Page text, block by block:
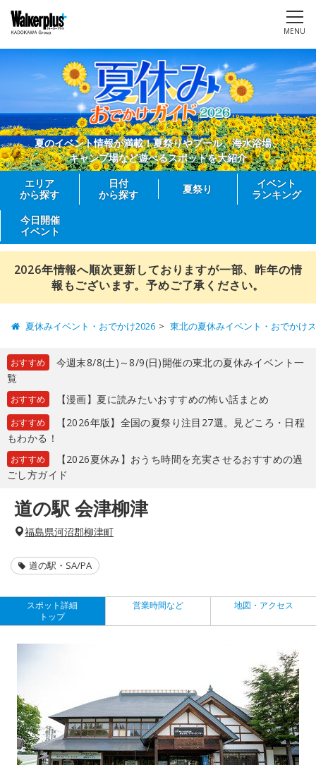
MENU
夏のイベント情報が満載！夏祭りやプール、海水浴場、
キャンプ場など遊べるスポットを大紹介
エリア
から探す
日付
から探す
夏祭り
イベント
ランキング
今日開催
イベント
2026年情報へ順次更新しておりますが一部、昨年の情
報もございます。予めご了承ください。
夏休みイベント・おでかけ2026 東北の夏休みイベント・おでかけ
おすすめ
今週末8/8(土)～8/9(日)開催の東北の夏休みイベント一
覧
おすすめ 【漫画】夏に読みたいおすすめの怖い話まとめ
おすすめ
【2026年版】全国の夏祭り注目27選。見どころ・日程
もわかる！
おすすめ
【2026夏休み】おうち時間を充実させるおすすめの過
ごし方ガイド
道の駅 会津柳津
福島県河沼郡柳津町
道の駅・SA/PA
スポット詳細
トップ
営業時間など 地図・アクセス